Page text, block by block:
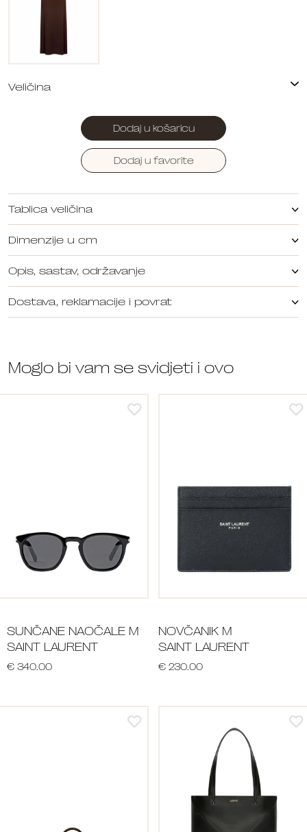
Dodaj u košaricu
Dodaj u favorite
Tablica veličina
Dimenzije u cm
Opis, sastav, održavanje
Dostava, reklamacije i povrat
Moglo bi vam se svidjeti i ovo
SUNČANE NAOČALE M
SAINT LAURENT
€ 340.00
NOVČANIK M
SAINT LAURENT
€ 230.00